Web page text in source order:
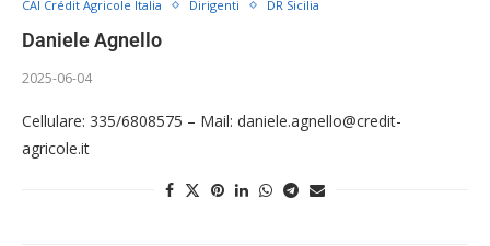
CAI Crédit Agricole Italia Dirigenti DR Sicilia
Daniele Agnello
2025-06-04
Cellulare: 335/6808575 – Mail: daniele.agnello@credit-
agricole.it